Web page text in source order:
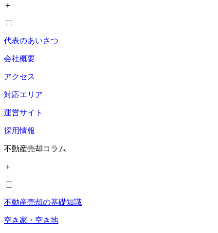
＋
代表のあいさつ
会社概要
アクセス
対応エリア
運営サイト
採用情報
不動産売却コラム
＋
不動産売却の基礎知識
空き家・空き地